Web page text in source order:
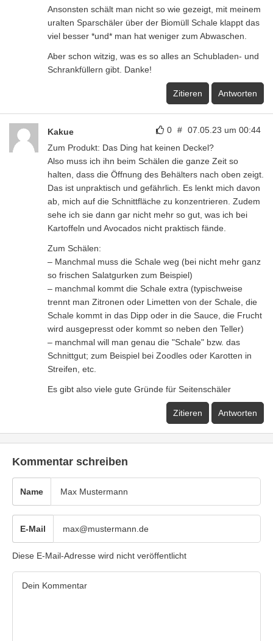
Ansonsten schält man nicht so wie gezeigt, mit meinem
uralten Sparschäler über der Biomüll Schale klappt das
viel besser *und* man hat weniger zum Abwaschen.
Aber schon witzig, was es so alles an Schubladen- und
Schrankfüllern gibt. Danke!
Zitieren Antworten
0 # 07.05.23 um 00:44
Kakue
Zum Produkt: Das Ding hat keinen Deckel?
Also muss ich ihn beim Schälen die ganze Zeit so
halten, dass die Öffnung des Behälters nach oben zeigt.
Das ist unpraktisch und gefährlich. Es lenkt mich davon
ab, mich auf die Schnittfläche zu konzentrieren. Zudem
sehe ich sie dann gar nicht mehr so gut, was ich bei
Kartoffeln und Avocados nicht praktisch fände.
Zum Schälen:
– Manchmal muss die Schale weg (bei nicht mehr ganz
so frischen Salatgurken zum Beispiel)
– manchmal kommt die Schale extra (typischweise
trennt man Zitronen oder Limetten von der Schale, die
Schale kommt in das Dipp oder in die Sauce, die Frucht
wird ausgepresst oder kommt so neben den Teller)
– manchmal will man genau die "Schale" bzw. das
Schnittgut; zum Beispiel bei Zoodles oder Karotten in
Streifen, etc.
Es gibt also viele gute Gründe für Seitenschäler
Zitieren Antworten
Kommentar schreiben
Name
E-Mail
Diese E-Mail-Adresse wird nicht veröffentlicht